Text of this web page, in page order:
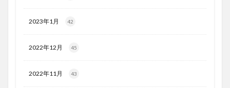
2023年1月 42
2022年12月 45
2022年11月 43